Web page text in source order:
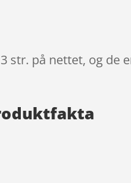
str. på nettet, og de